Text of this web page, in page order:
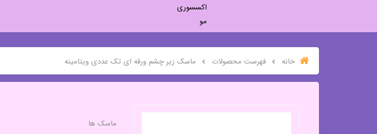
اکسسوری
مو
خانه فهرست محصولات ماسک زیر چشم ورقه ای تک عددی ویتامینه
ماسک ها